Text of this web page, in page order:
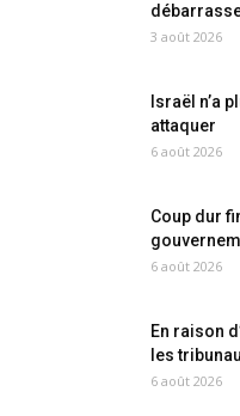
3 août 2026
Israël n’a
attaquer
6 août 2026
Coup dur
6 août 2026
En raison
les
6 août 2026